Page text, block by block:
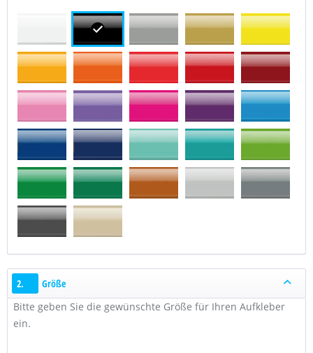
2.
Größe
Bitte geben Sie die gewünschte Größe für Ihren Aufkleber
ein.